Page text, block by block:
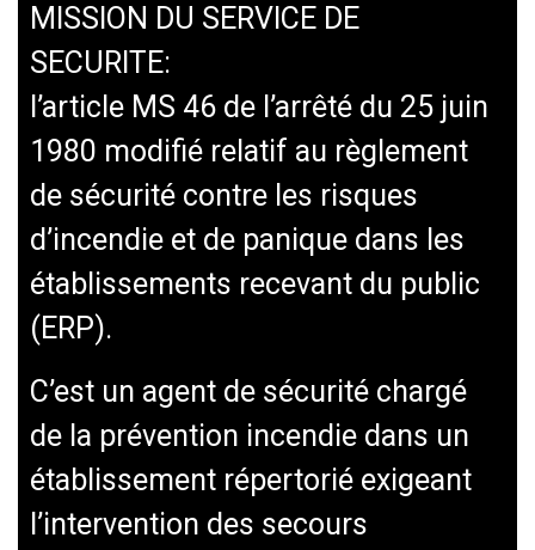
MISSION DU SERVICE DE
SECURITE:
l’article MS 46 de l’arrêté du 25 juin
1980 modifié relatif au règlement
de sécurité contre les risques
d’incendie et de panique dans les
établissements recevant du public
(ERP).
C’est un agent de sécurité chargé
de la prévention incendie dans un
établissement répertorié exigeant
l’intervention des secours